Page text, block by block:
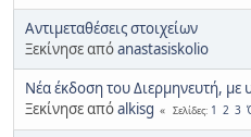
Αντιμεταθέσεις στοιχείων
Ξεκίνησε απόanastasiskolio
Νέα έκδοση του Διερμηνευτή,
Ξεκίνησε απόalkisg Σελίδες 1 2 3